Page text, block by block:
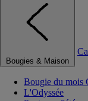
Bougies & Maison
Bougie du mois
L'Odyssée